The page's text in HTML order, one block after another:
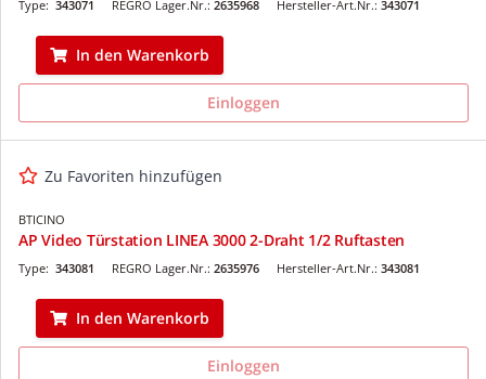
REGRO Lager.Nr.: 2635968
Type: 343071 Hersteller-Art.Nr.: 343071
In den Warenkorb
Einloggen
Zu Favoriten hinzufügen
BTICINO
AP Video Türstation LINEA 3000 2-Draht 1/2 Ruftasten
REGRO Lager.Nr.: 2635976
Type: 343081 Hersteller-Art.Nr.: 343081
In den Warenkorb
Einloggen